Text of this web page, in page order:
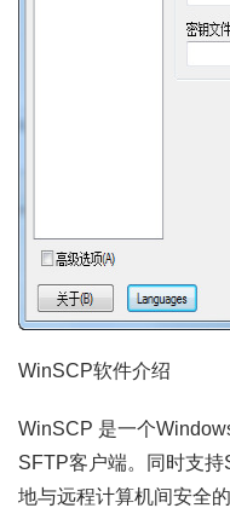
WinSCP软件介绍
WinSCP 是一个
SFTP客户端。同时支
地与远程计算机间安全的